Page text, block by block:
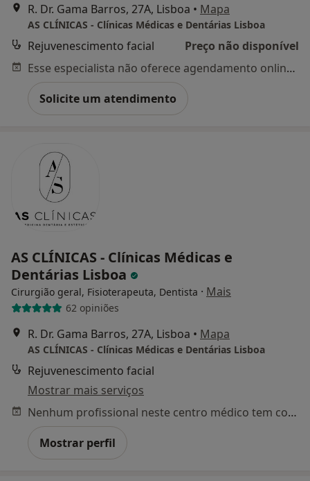
R. Dr. Gama Barros, 27A, Lisboa • Mapa
AS CLÍNICAS - Clínicas Médicas e Dentárias Lisboa
Rejuvenescimento facial
Preço não disponível
Esse especialista não oferece agendamento online para esse endereço.
Solicite um atendimento
AS CLÍNICAS - Clínicas Médicas e
Dentárias Lisboa
Cirurgião geral, Fisioterapeuta, Dentista · Mais
62 opiniões
R. Dr. Gama Barros, 27A, Lisboa • Mapa
AS CLÍNICAS - Clínicas Médicas e Dentárias Lisboa
Rejuvenescimento facial
Mostrar mais serviços
Nenhum profissional neste centro médico tem consultas disponíveis
Mostrar perfil